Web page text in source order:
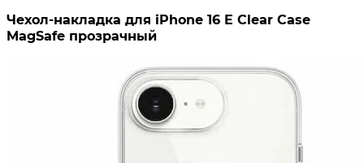
Чехол-накладка для iPhone 16 E Clear Case
MagSafe прозрачный